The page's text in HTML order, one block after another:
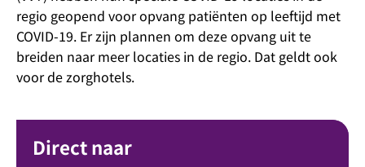
regio geopend voor opvang patiënten op leeftijd met
COVID-19. Er zijn plannen om deze opvang uit te
breiden naar meer locaties in de regio. Dat geldt ook
voor de zorghotels.
Direct naar